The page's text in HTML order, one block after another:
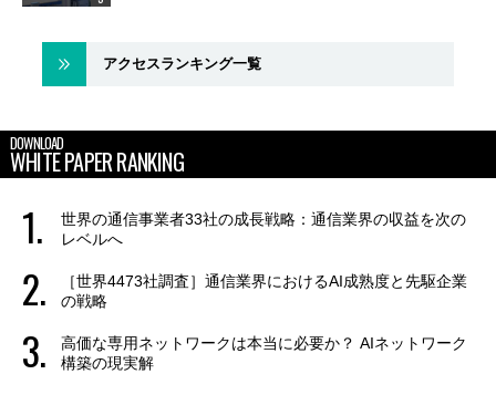
アクセスランキング一覧
DOWNLOAD
WHITE PAPER RANKING
世界の通信事業者33社の成長戦略：通信業界の収益を次の
レベルへ
［世界4473社調査］通信業界におけるAI成熟度と先駆企業
の戦略
高価な専用ネットワークは本当に必要か？ AIネットワーク
構築の現実解